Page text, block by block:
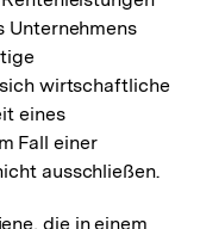
Unternehmens
wirtschaftliche
eines
Fall einer
ausschließen.
die in einem